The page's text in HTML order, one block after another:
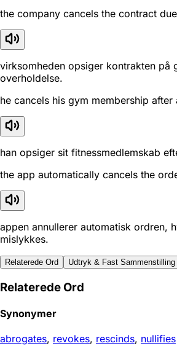
the company cancels the contract
virksomheden opsiger kontrakten på
overholdelse.
he cancels his gym membership after
han opsiger sit fitnessmedlemskab
the app automatically cancels the
appen annullerer automatisk ordren,
mislykkes.
Relaterede Ord Udtryk & Fast Sammenstilling
Relaterede Ord
Synonymer
abrogates, revokes, rescinds, nullifies